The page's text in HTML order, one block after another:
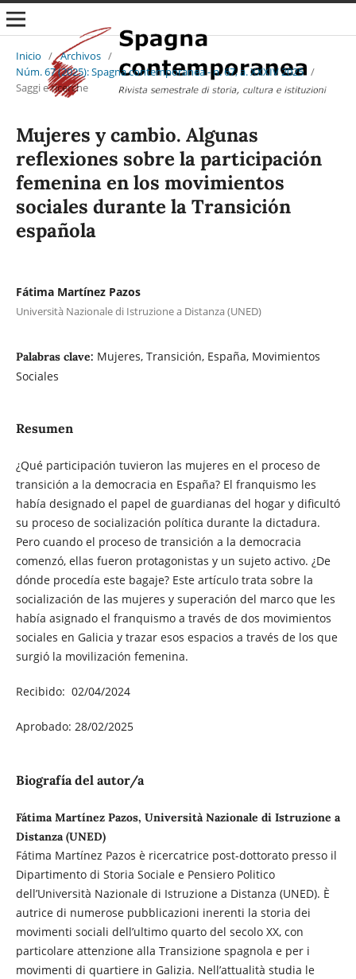
Inicio / Archivos /
Núm. 67 (2025): Spagna contemporanea - n. 67, a. XXXIV 2025 /
Saggi e ricerche
Mujeres y cambio. Algunas
reflexiones sobre la participación
femenina en los movimientos
sociales durante la Transición
española
Fátima Martínez Pazos
Università Nazionale di Istruzione a Distanza (UNED)
Palabras clave: Mujeres, Transición, España, Movimientos
Sociales
Resumen
¿Qué participación tuvieron las mujeres en el proceso de
transición a la democracia en España? El franquismo les
había designado el papel de guardianas del hogar y dificultó
su proceso de socialización política durante la dictadura.
Pero cuando el proceso de transición a la democracia
comenzó, ellas fueron protagonistas y un sujeto activo. ¿De
dónde procedía este bagaje? Este artículo trata sobre la
socialización de las mujeres y superación del marco que les
había asignado el franquismo a través de dos movimientos
sociales en Galicia y trazar esos espacios a través de los que
surgió la movilización femenina.
Recibido: 02/04/2024
Aprobado: 28/02/2025
Biografía del autor/a
Fátima Martínez Pazos, Università Nazionale di Istruzione a
Distanza (UNED)
Fátima Martínez Pazos è ricercatrice post-dottorato presso il
Dipartimento di Storia Sociale e Pensiero Politico
dell’Università Nazionale di Istruzione a Distanza (UNED). È
autrice di numerose pubblicazioni inerenti la storia dei
movimenti sociali dell’ultimo quarto del secolo XX, con
particolare attenzione alla Transizione spagnola e per i
movimenti di quartiere in Galizia. Nell’attualità studia le